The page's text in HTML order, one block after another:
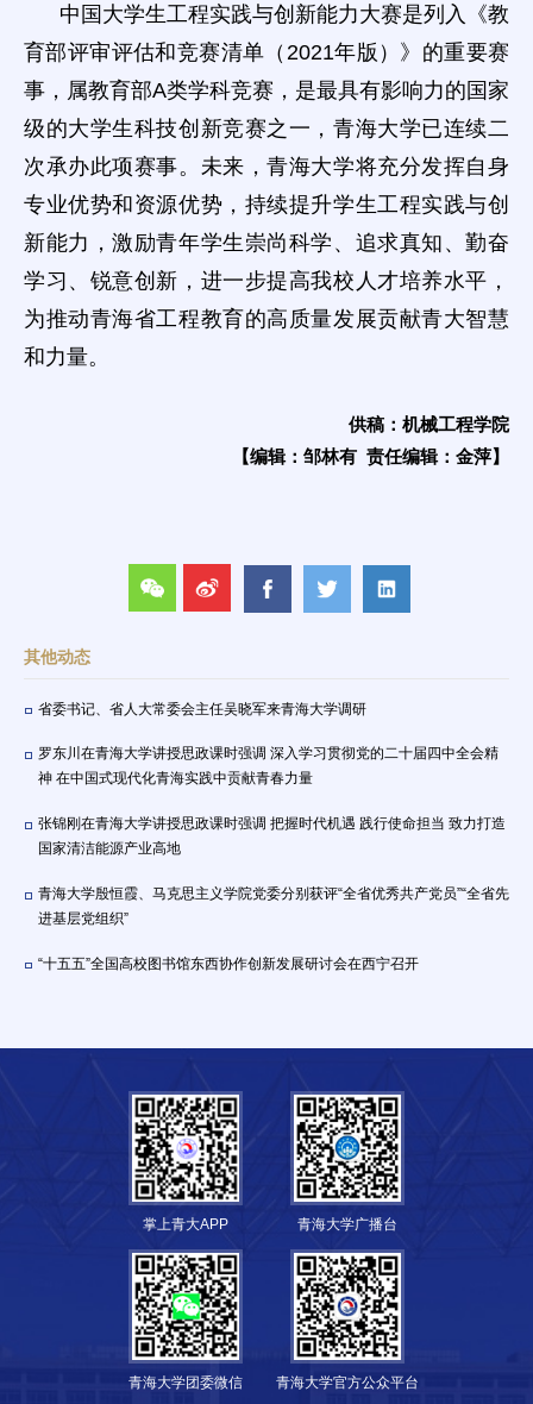
中国大学生工程实践与创新能力大赛是列入《教
育部评审评估和竞赛清单（2021年版）》的重要赛
事，属教育部A类学科竞赛，是最具有影响力的国家
级的大学生科技创新竞赛之一，青海大学已连续二
次承办此项赛事。未来，青海大学将充分发挥自身
专业优势和资源优势，持续提升学生工程实践与创
新能力，激励青年学生崇尚科学、追求真知、勤奋
学习、锐意创新，进一步提高我校人才培养水平，
为推动青海省工程教育的高质量发展贡献青大智慧
和力量。
供稿：机械工程学院
【编辑：邹林有 责任编辑：金萍】
其他动态
省委书记、省人大常委会主任吴晓军来青海大学调研
罗东川在青海大学讲授思政课时强调 深入学习贯彻党的二十届四中全会精
神 在中国式现代化青海实践中贡献青春力量
张锦刚在青海大学讲授思政课时强调 把握时代机遇 践行使命担当 致力打造
国家清洁能源产业高地
青海大学殷恒霞、马克思主义学院党委分别获评“全省优秀共产党员”“全省先
进基层党组织”
“十五五”全国高校图书馆东西协作创新发展研讨会在西宁召开
掌上青大APP 青海大学广播台
青海大学团委微信 青海大学官方公众平台